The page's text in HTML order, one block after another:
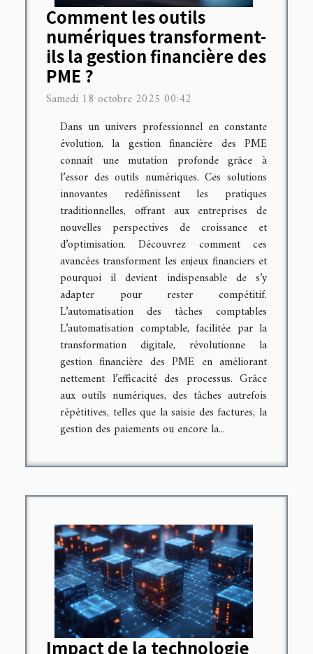
Comment les outils
numériques transforment-
ils la gestion financière des
PME ?
Samedi 18 octobre 2025 00:42
Dans un univers professionnel en constante
évolution, la gestion financière des PME
connaît une mutation profonde grâce à
l’essor des outils numériques. Ces solutions
innovantes redéfinissent les pratiques
traditionnelles, offrant aux entreprises de
nouvelles perspectives de croissance et
d’optimisation. Découvrez comment ces
avancées transforment les enjeux financiers et
pourquoi il devient indispensable de s’y
adapter pour rester compétitif.
L’automatisation des tâches comptables
L’automatisation comptable, facilitée par la
transformation digitale, révolutionne la
gestion financière des PME en améliorant
nettement l’efficacité des processus. Grâce
aux outils numériques, des tâches autrefois
répétitives, telles que la saisie des factures, la
gestion des paiements ou encore la...
Impact de la technologie